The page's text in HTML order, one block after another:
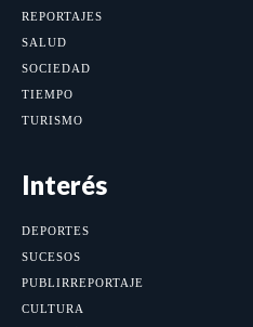
REPORTAJES
SALUD
SOCIEDAD
TIEMPO
TURISMO
Interés
DEPORTES
SUCESOS
PUBLIRREPORTAJE
CULTURA